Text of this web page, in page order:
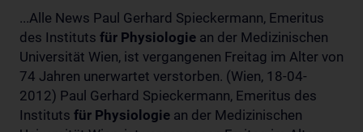
...Alle News Paul Gerhard Spieckermann, Emeritus
des Instituts für Physiologie an der Medizinischen
Universität Wien, ist vergangenen Freitag im Alter von
74 Jahren unerwartet verstorben. (Wien, 18-04-
2012) Paul Gerhard Spieckermann, Emeritus des
Instituts für Physiologie an der Medizinischen